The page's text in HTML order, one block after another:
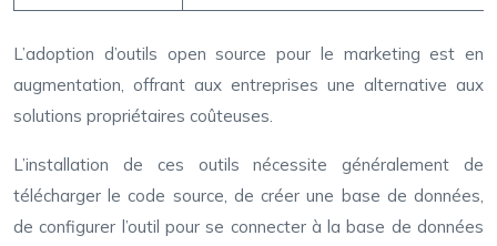
L’adoption d’outils open source pour le marketing est en
augmentation, offrant aux entreprises une alternative aux
solutions propriétaires coûteuses.
L’installation de ces outils nécessite généralement de
télécharger le code source, de créer une base de données,
de configurer l’outil pour se connecter à la base de données